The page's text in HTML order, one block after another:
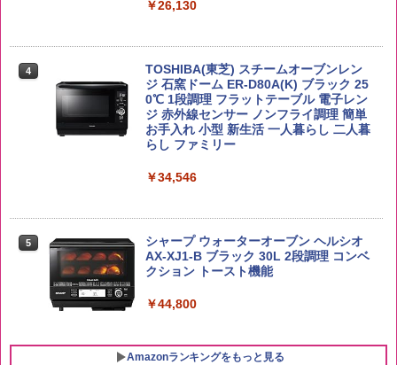
【在庫処分価格】ももたろう印 無洗米 5
kg 業務用 お米マイスターブレンド
￥2,680
イスキー ハイボール 缶
サントリー シングルモルト ウイスキー
白州 Story of the Distillery 2026 化粧箱
入 700ml
￥19,860
ップ麺 78g×20個
￥3,475
マルちゃん マルちゃんZUBAAAN! 横浜
家系醤油豚骨 3食パック 130g×3食
￥467
￥26,130
4
TOSHIBA(東芝) スチームオーブンレン
ジ 石窯ドーム ER-D80A(K) ブラック 25
0℃ 1段調理 フラットテーブル 電子レン
ジ 赤外線センサー ノンフライ調理 簡単
お手入れ 小型 新生活 一人暮らし 二人暮
らし ファミリー
￥34,546
5
シャープ ウォーターオーブン ヘルシオ
AX-XJ1-B ブラック 30L 2段調理 コンベ
クション トースト機能
￥44,800
Amazonランキングをもっと見る